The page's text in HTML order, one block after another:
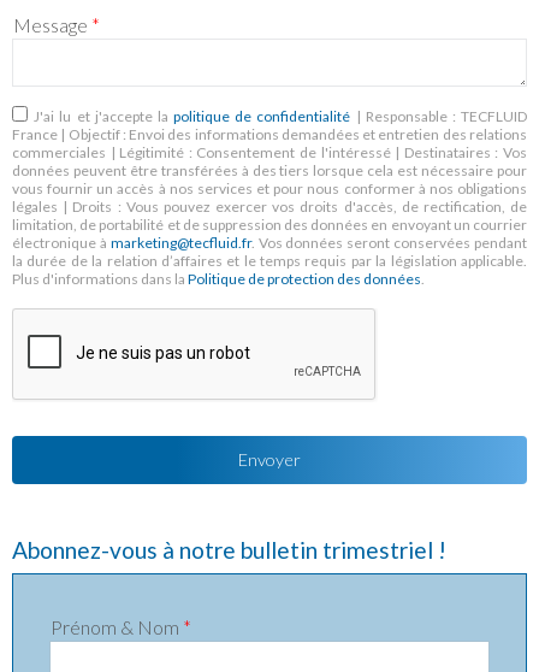
Message *
RGPD *
J'ai lu et j'accepte lapolitique de confidentialité | Responsable : TECFLUID
France | Objectif : Envoi des informations demandées et entretien des relations
commerciales | Légitimité : Consentement de l'intéressé | Destinataires : Vos
données peuvent être transférées à des tiers lorsque cela est nécessaire pour
vous fournir un accès à nos services et pour nous conformer à nos obligations
légales | Droits : Vous pouvez exercer vos droits d'accès, de rectification, de
limitation, de portabilité et de suppression des données en envoyant un courrier
électronique à marketing@tecfluid.fr. Vos données seront conservées pendant
la durée de la relation d’affaires et le temps requis par la législation applicable.
Plus d'informations dans la Politique de protection des données.
Abonnez-vous à notre bulletin trimestriel !
Prénom & Nom *